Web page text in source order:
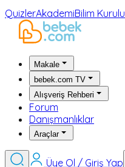
QuizlerAkademiBilim Kurulu
Makale
bebek.com TV
Alışveriş Rehberi
Forum
Danışmanlıklar
Araçlar
Üye Ol / Giriş Yap